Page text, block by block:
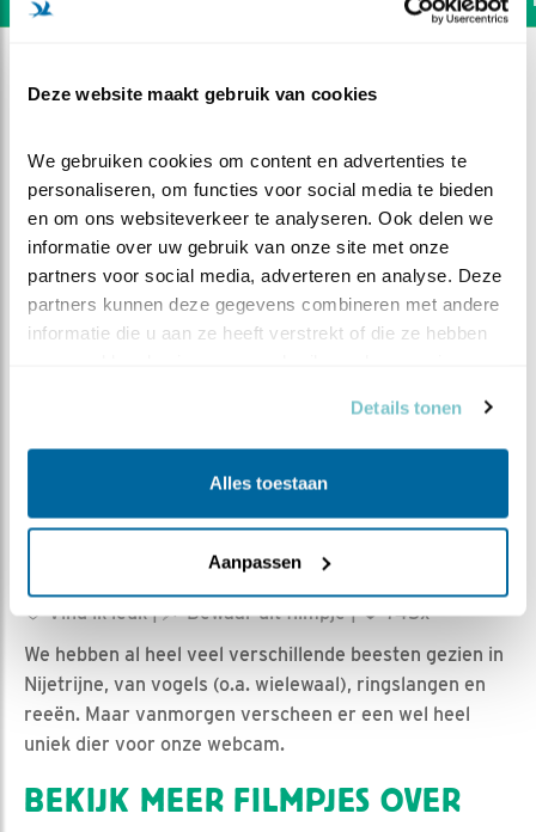
Deze website maakt gebruik van cookies
We gebruiken cookies om content en advertenties te
personaliseren, om functies voor social media te bieden
en om ons websiteverkeer te analyseren. Ook delen we
informatie over uw gebruik van onze site met onze
partners voor social media, adverteren en analyse. Deze
partners kunnen deze gegevens combineren met andere
informatie die u aan ze heeft verstrekt of die ze hebben
Details tonen
Alles toestaan
Aanpassen
Een wel heel bijzondere
waarneming
Vind ik leuk| Bewaar dit filmpje|
745x
We hebben al heel veel verschillende beesten gezien in
Nijetrijne, van vogels (o.a. wielewaal), ringslangen en
reeën. Maar vanmorgen verscheen er een wel heel
uniek dier voor onze webcam.
BEKIJK MEER FILMPJES OVER